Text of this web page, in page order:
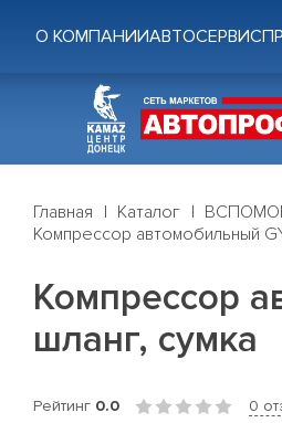
О КОМПАНИИАВТОСЕРВИС
Главная Каталог
Компрессор автомобильный
Компрессор
шланг, сумка
Рейтинг 0.0 0